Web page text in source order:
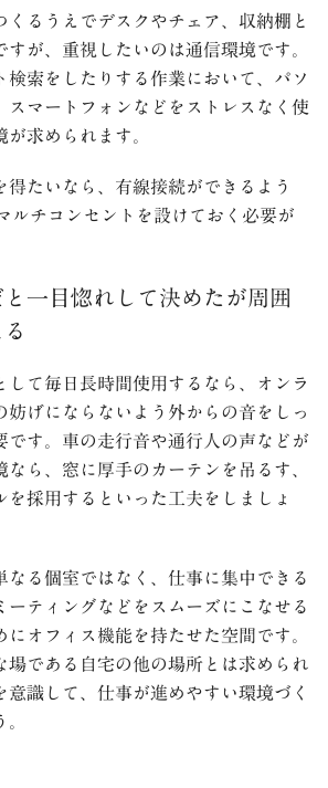
くるうえでデスクやチェア、収納棚と
すが、重視したいのは通信環境です。
検索をしたりする作業において、パソ
スマートフォンなどをストレスなく使
が求められます。
得たいなら、有線接続ができるよう
ルチコンセントを設けておく必要が
一目惚れして決めたが周囲
して毎日長時間使用するなら、オンラ
妨げにならないよう外からの音をしっ
す。 車の走行音や通行人の声などが
なら、窓に厚手のカーテンを吊るす、
を採用するといった工夫をしましょ
なる個室ではなく、仕事に集中できる
ーティングなどをスムーズにこなせる
にオフィス機能を持たせた空間です。
場である自宅の他の場所とは求められ
意識して、仕事が進めやすい環境づく